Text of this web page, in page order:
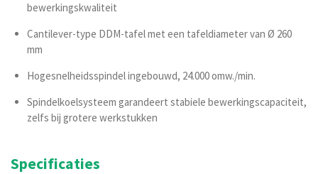
bewerkingskwaliteit
Cantilever-type DDM-tafel met een tafeldiameter van Ø 260
mm
Hogesnelheidsspindel ingebouwd, 24.000 omw./min.
Spindelkoelsysteem garandeert stabiele bewerkingscapaciteit,
zelfs bij grotere werkstukken
Specificaties